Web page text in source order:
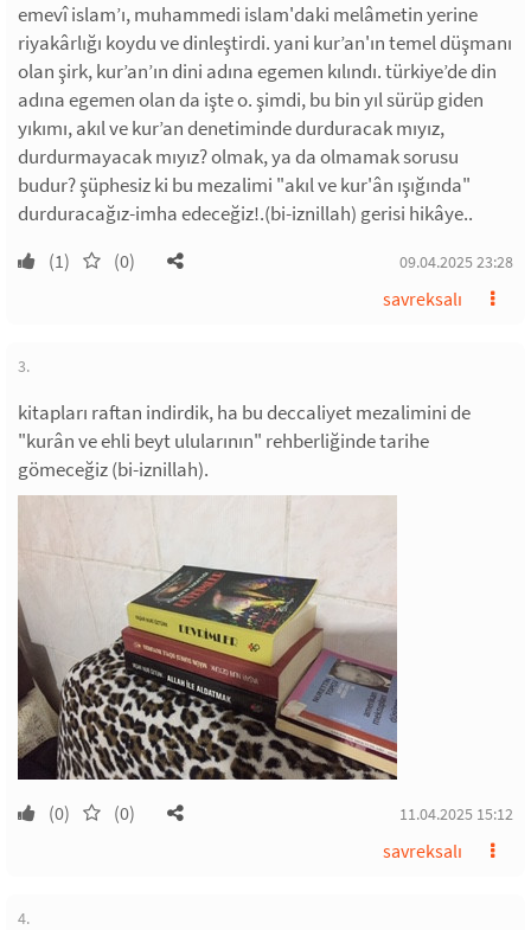
emevî islam’ı, muhammedi islam'daki melâmetin yerine
riyakârlığı koydu ve dinleştirdi. yani kur’an'ın temel düşmanı
olan şirk, kur’an’ın dini adına egemen kılındı. türkiye’de din
adına egemen olan da işte o. şimdi, bu bin yıl sürüp giden
yıkımı, akıl ve kur’an denetiminde durduracak mıyız,
durdurmayacak mıyız? olmak, ya da olmamak sorusu
budur? şüphesiz ki bu mezalimi "akıl ve kur'ân ışığında"
durduracağız-imha edeceğiz!.(bi-iznillah) gerisi hikâye..
(1) (0) 09.04.2025 23:28
savreksalı
3.
kitapları raftan indirdik, ha bu deccaliyet mezalimini de
"kurân ve ehli beyt ulularının" rehberliğinde tarihe
gömeceğiz (bi-iznillah).
(0) (0) 11.04.2025 15:12
savreksalı
4.